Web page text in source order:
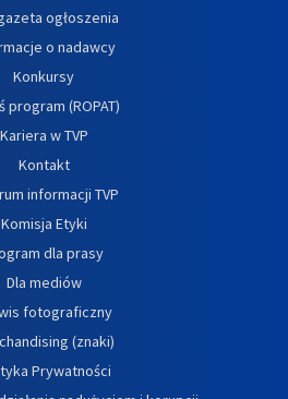
ogłoszenia
o nadawcy
Konkursy
program (ROPAT)
Kariera w TVP
Kontakt
informacji TVP
Komisja Etyki
dla prasy
Dla mediów
fotograficzny
(znaki)
Prywatności